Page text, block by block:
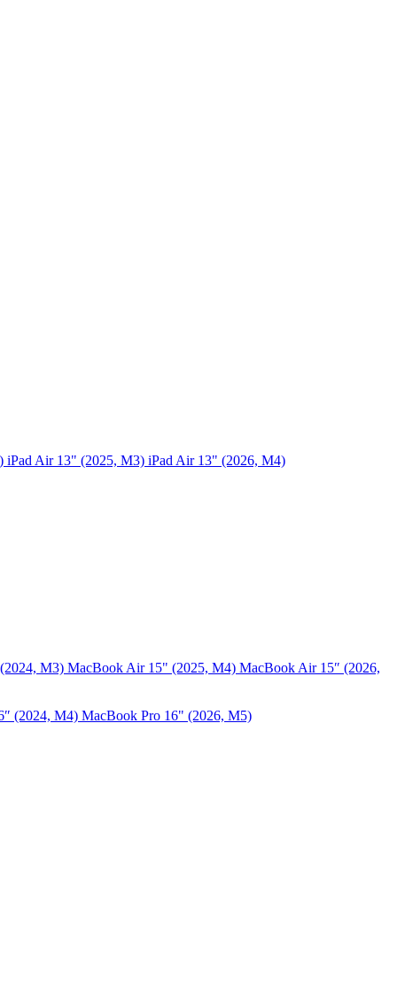
iPad Air 13" (2025, M3) iPad Air 13" (2026, M4)
M3) MacBook Air 15" (2025, M4) MacBook Air 15″ (2026,
(2024, M4) MacBook Pro 16" (2026, M5)